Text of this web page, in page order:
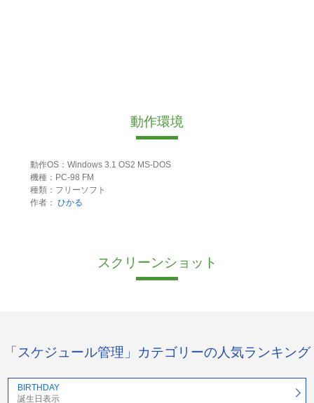
動作環境
動作OS：Windows 3.1 OS2 MS-DOS
機種：PC-98 FM
種類：フリーソフト
作者： ひかる
スクリーンショット
「スケジュール管理」カテゴリーの人気ランキング
BIRTHDAY
誕生日表示